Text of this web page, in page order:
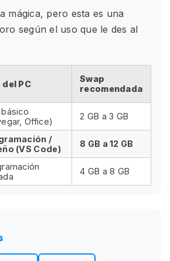
mágica, pero esta es una
según el uso que le des al
del PC
Swap
recomendada
Office)
2 GB a 3 GB
/
(VS Code)
8 GB a 12 GB
4 GB a 8 GB